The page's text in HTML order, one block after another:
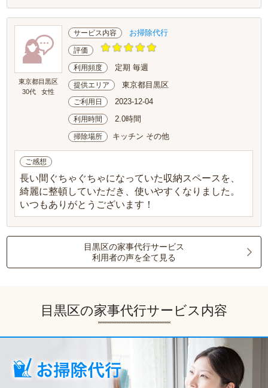
東京都目黒区
30代
女性
サービス内容 お掃除代行
評価
利用頻度 定期 毎週
提供エリア 東京都目黒区
ご利用日 2023-12-04
利用時間 2.0時間
掃除場所 キッチン その他
ご感想
長い間ぐちゃぐちゃになっていた収納スペースを、
綺麗に整頓していただき、使いやすくなりました。
いつもありがとうございます！
目黒区の家事代行サービス
利用者の声を全て見る
目黒区の家事代行サービス内容